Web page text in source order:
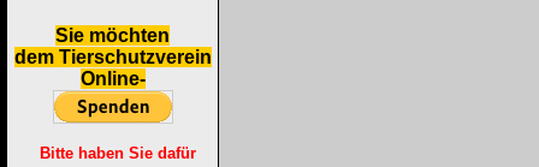
Sie möchten
dem Tierschutzverein
Online-
Bitte haben Sie dafür